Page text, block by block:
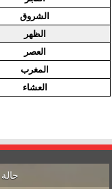
الشروق
الظهر
العصر
المغرب
العشاء